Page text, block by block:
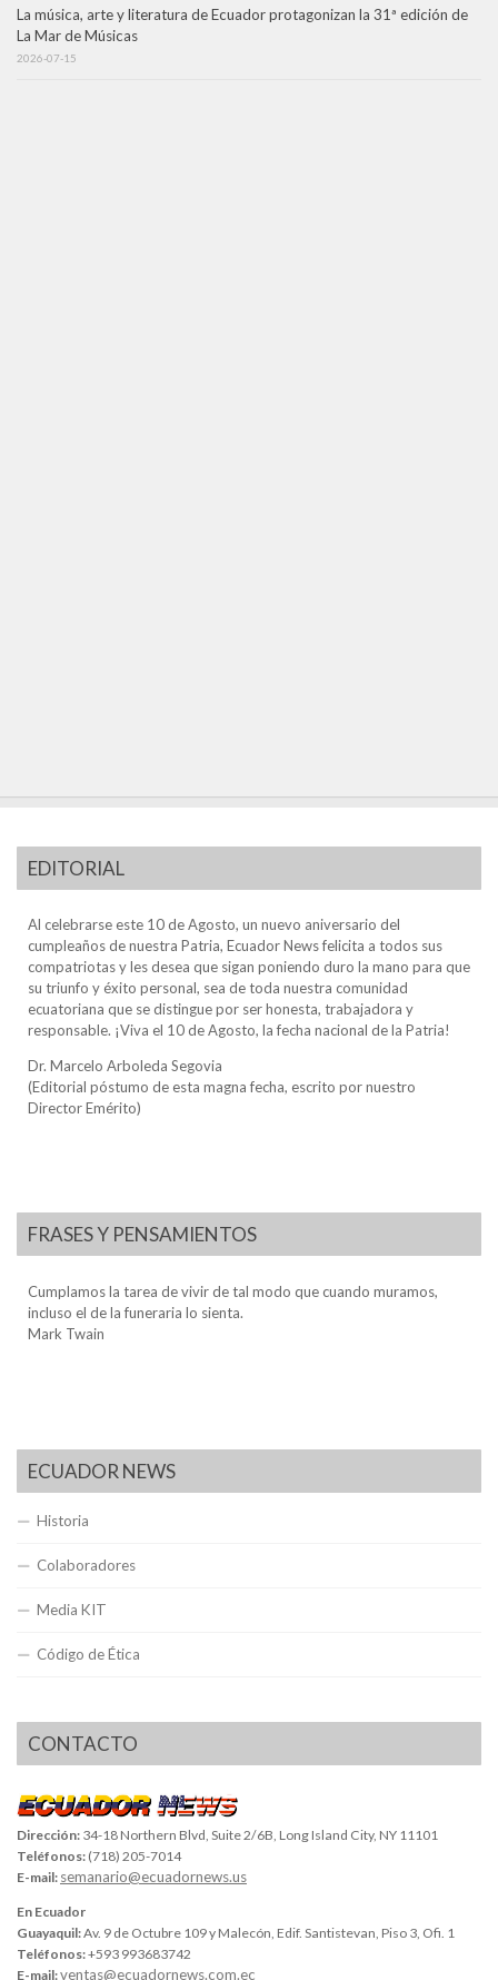
La música, arte y literatura de Ecuador protagonizan la 31ª edición de
La Mar de Músicas
2026-07-15
EDITORIAL
Al celebrarse este 10 de Agosto, un nuevo aniversario del
cumpleaños de nuestra Patria, Ecuador News felicita a todos sus
compatriotas y les desea que sigan poniendo duro la mano para que
su triunfo y éxito personal, sea de toda nuestra comunidad
ecuatoriana que se distingue por ser honesta, trabajadora y
responsable. ¡Viva el 10 de Agosto, la fecha nacional de la Patria!
Dr. Marcelo Arboleda Segovia
(Editorial póstumo de esta magna fecha, escrito por nuestro
Director Emérito)
FRASES Y PENSAMIENTOS
Cumplamos la tarea de vivir de tal modo que cuando muramos,
incluso el de la funeraria lo sienta.
Mark Twain
ECUADOR NEWS
Historia
Colaboradores
Media KIT
Código de Ética
CONTACTO
Dirección: 34-18 Northern Blvd, Suite 2/6B, Long Island City, NY 11101
Teléfonos: (718) 205-7014
E-mail: semanario@ecuadornews.us
En Ecuador
Guayaquil:Av. 9 de Octubre 109 y Malecón, Edif. Santistevan, Piso 3, Ofi. 1
Teléfonos:+593 993683742
E-mail:ventas@ecuadornews.com.ec